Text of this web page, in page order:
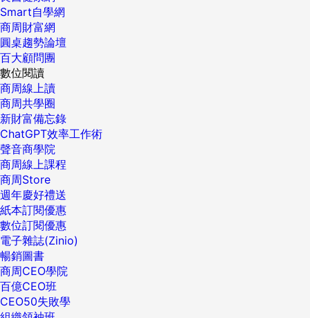
Smart自學網
商周財富網
圓桌趨勢論壇
百大顧問團
數位閱讀
商周線上讀
商周共學圈
新財富備忘錄
ChatGPT效率工作術
聲音商學院
商周線上課程
商周Store
週年慶好禮送
紙本訂閱優惠
數位訂閱優惠
電子雜誌(Zinio)
暢銷圖書
商周CEO學院
百億CEO班
CEO50失敗學